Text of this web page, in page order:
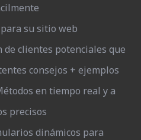
su sitio web
de clientes potenciales que
consejos + ejemplos
en tiempo real y a
precisos
dinámicos para